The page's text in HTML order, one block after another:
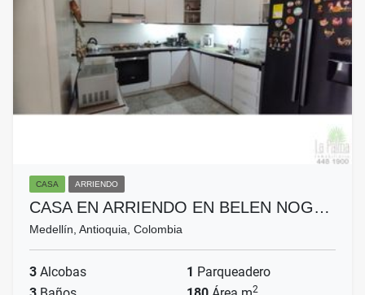
CASA ARRIENDO
CASA EN ARRIENDO EN BELEN NOG…
Medellín, Antioquia, Colombia
3 Alcobas 1 Parqueadero
2